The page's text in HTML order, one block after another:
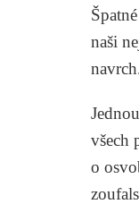
naši
všech
o